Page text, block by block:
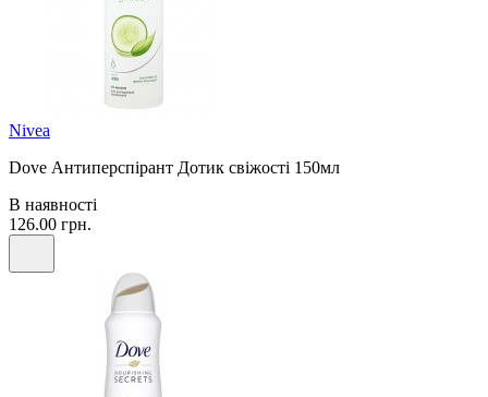
Nivea
Dove Антиперспірант Дотик свіжості 150мл
В наявності
126.00 грн.